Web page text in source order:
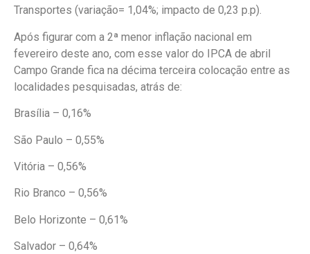
Transportes (variação= 1,04%; impacto de 0,23 p.p).
Após figurar com a 2ª menor inflação nacional em
fevereiro deste ano, com esse valor do IPCA de abril
Campo Grande fica na décima terceira colocação entre as
localidades pesquisadas, atrás de:
Brasília – 0,16%
São Paulo – 0,55%
Vitória – 0,56%
Rio Branco – 0,56%
Belo Horizonte – 0,61%
Salvador – 0,64%